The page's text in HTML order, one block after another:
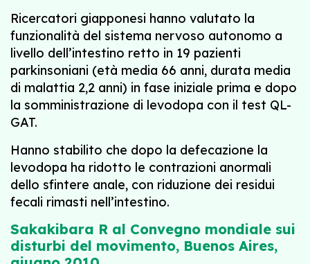
Ricercatori giapponesi hanno valutato la
funzionalità del sistema nervoso autonomo a
livello dell’intestino retto in 19 pazienti
parkinsoniani (età media 66 anni, durata media
di malattia 2,2 anni) in fase iniziale prima e dopo
la somministrazione di levodopa con il test QL-
GAT.
Hanno stabilito che dopo la defecazione la
levodopa ha ridotto le contrazioni anormali
dello sfintere anale, con riduzione dei residui
fecali rimasti nell’intestino.
Sakakibara R al Convegno mondiale sui
disturbi del movimento, Buenos Aires,